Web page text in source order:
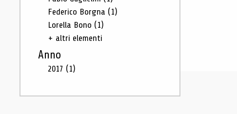
Federico Borgna (1)
Lorella Bono (1)
+ altri elementi
Anno
2017 (1)